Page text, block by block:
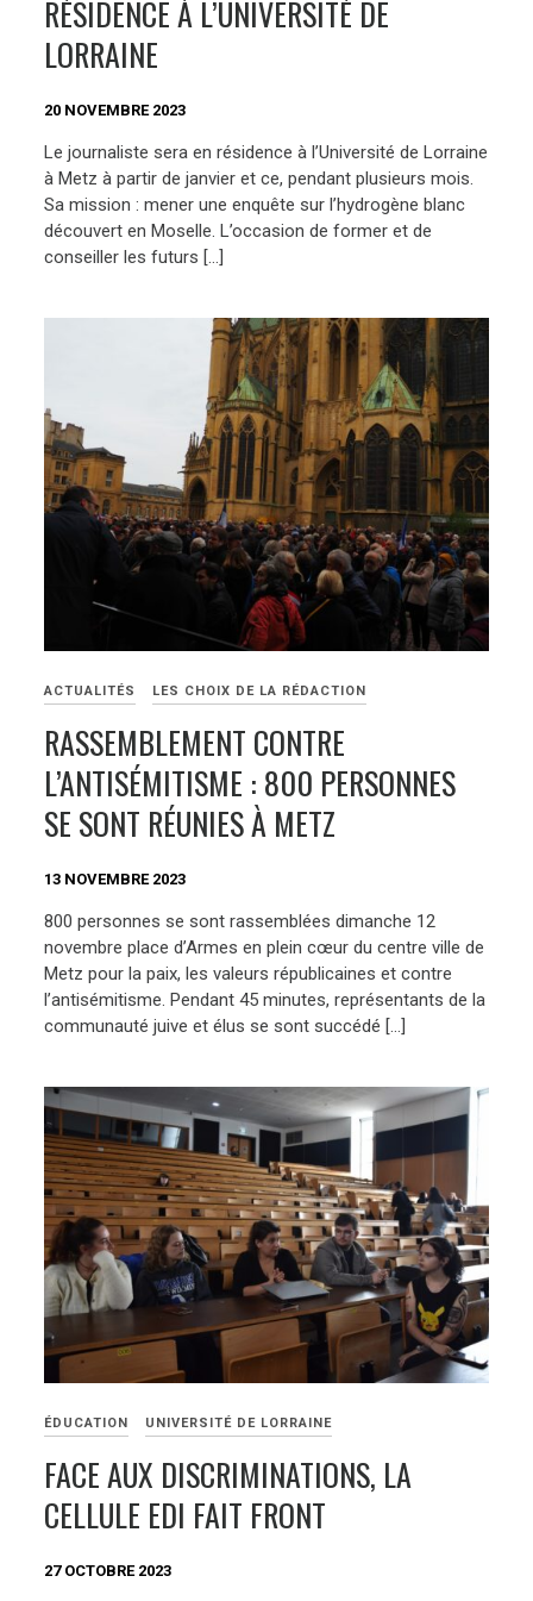
RÉSIDENCE À L’UNIVERSITÉ DE
LORRAINE
20 NOVEMBRE 2023
Le journaliste sera en résidence à l’Université de Lorraine
à Metz à partir de janvier et ce, pendant plusieurs mois.
Sa mission : mener une enquête sur l’hydrogène blanc
découvert en Moselle. L’occasion de former et de
conseiller les futurs […]
ACTUALITÉS LES CHOIX DE LA RÉDACTION
RASSEMBLEMENT CONTRE
L’ANTISÉMITISME : 800 PERSONNES
SE SONT RÉUNIES À METZ
13 NOVEMBRE 2023
800 personnes se sont rassemblées dimanche 12
novembre place d’Armes en plein cœur du centre ville de
Metz pour la paix, les valeurs républicaines et contre
l’antisémitisme. Pendant 45 minutes, représentants de la
communauté juive et élus se sont succédé […]
ÉDUCATION UNIVERSITÉ DE LORRAINE
FACE AUX DISCRIMINATIONS, LA
CELLULE EDI FAIT FRONT
27 OCTOBRE 2023